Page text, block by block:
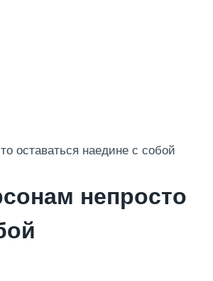
оставаться наедине с собой
непросто